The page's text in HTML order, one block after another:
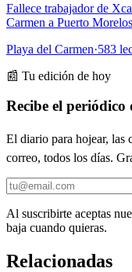
Fallece trabajador de
Carmen a Puerto Morelos
Playa del Carmen·583
📰 Tu edición de hoy
Recibe el
El diario para hojear, las
correo, todos los días.
Al suscribirte aceptas
baja cuando quieras.
Relacionadas